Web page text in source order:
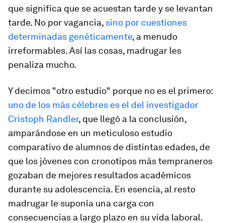
que significa que se acuestan tarde y se levantan
tarde. No por vagancia, sino por cuestiones
determinadas genéticamente, a menudo
irreformables. Así las cosas, madrugar les
penaliza mucho.
Y decimos "otro estudio" porque no es el primero:
uno de los más célebres es el del investigador
Cristoph Randler, que llegó a la conclusión,
amparándose en un meticuloso estudio
comparativo de alumnos de distintas edades, de
que los jóvenes con cronotipos más tempraneros
gozaban de mejores resultados académicos
durante su adolescencia. En esencia, al resto
madrugar le suponía una carga con
consecuencias a largo plazo en su vida laboral.